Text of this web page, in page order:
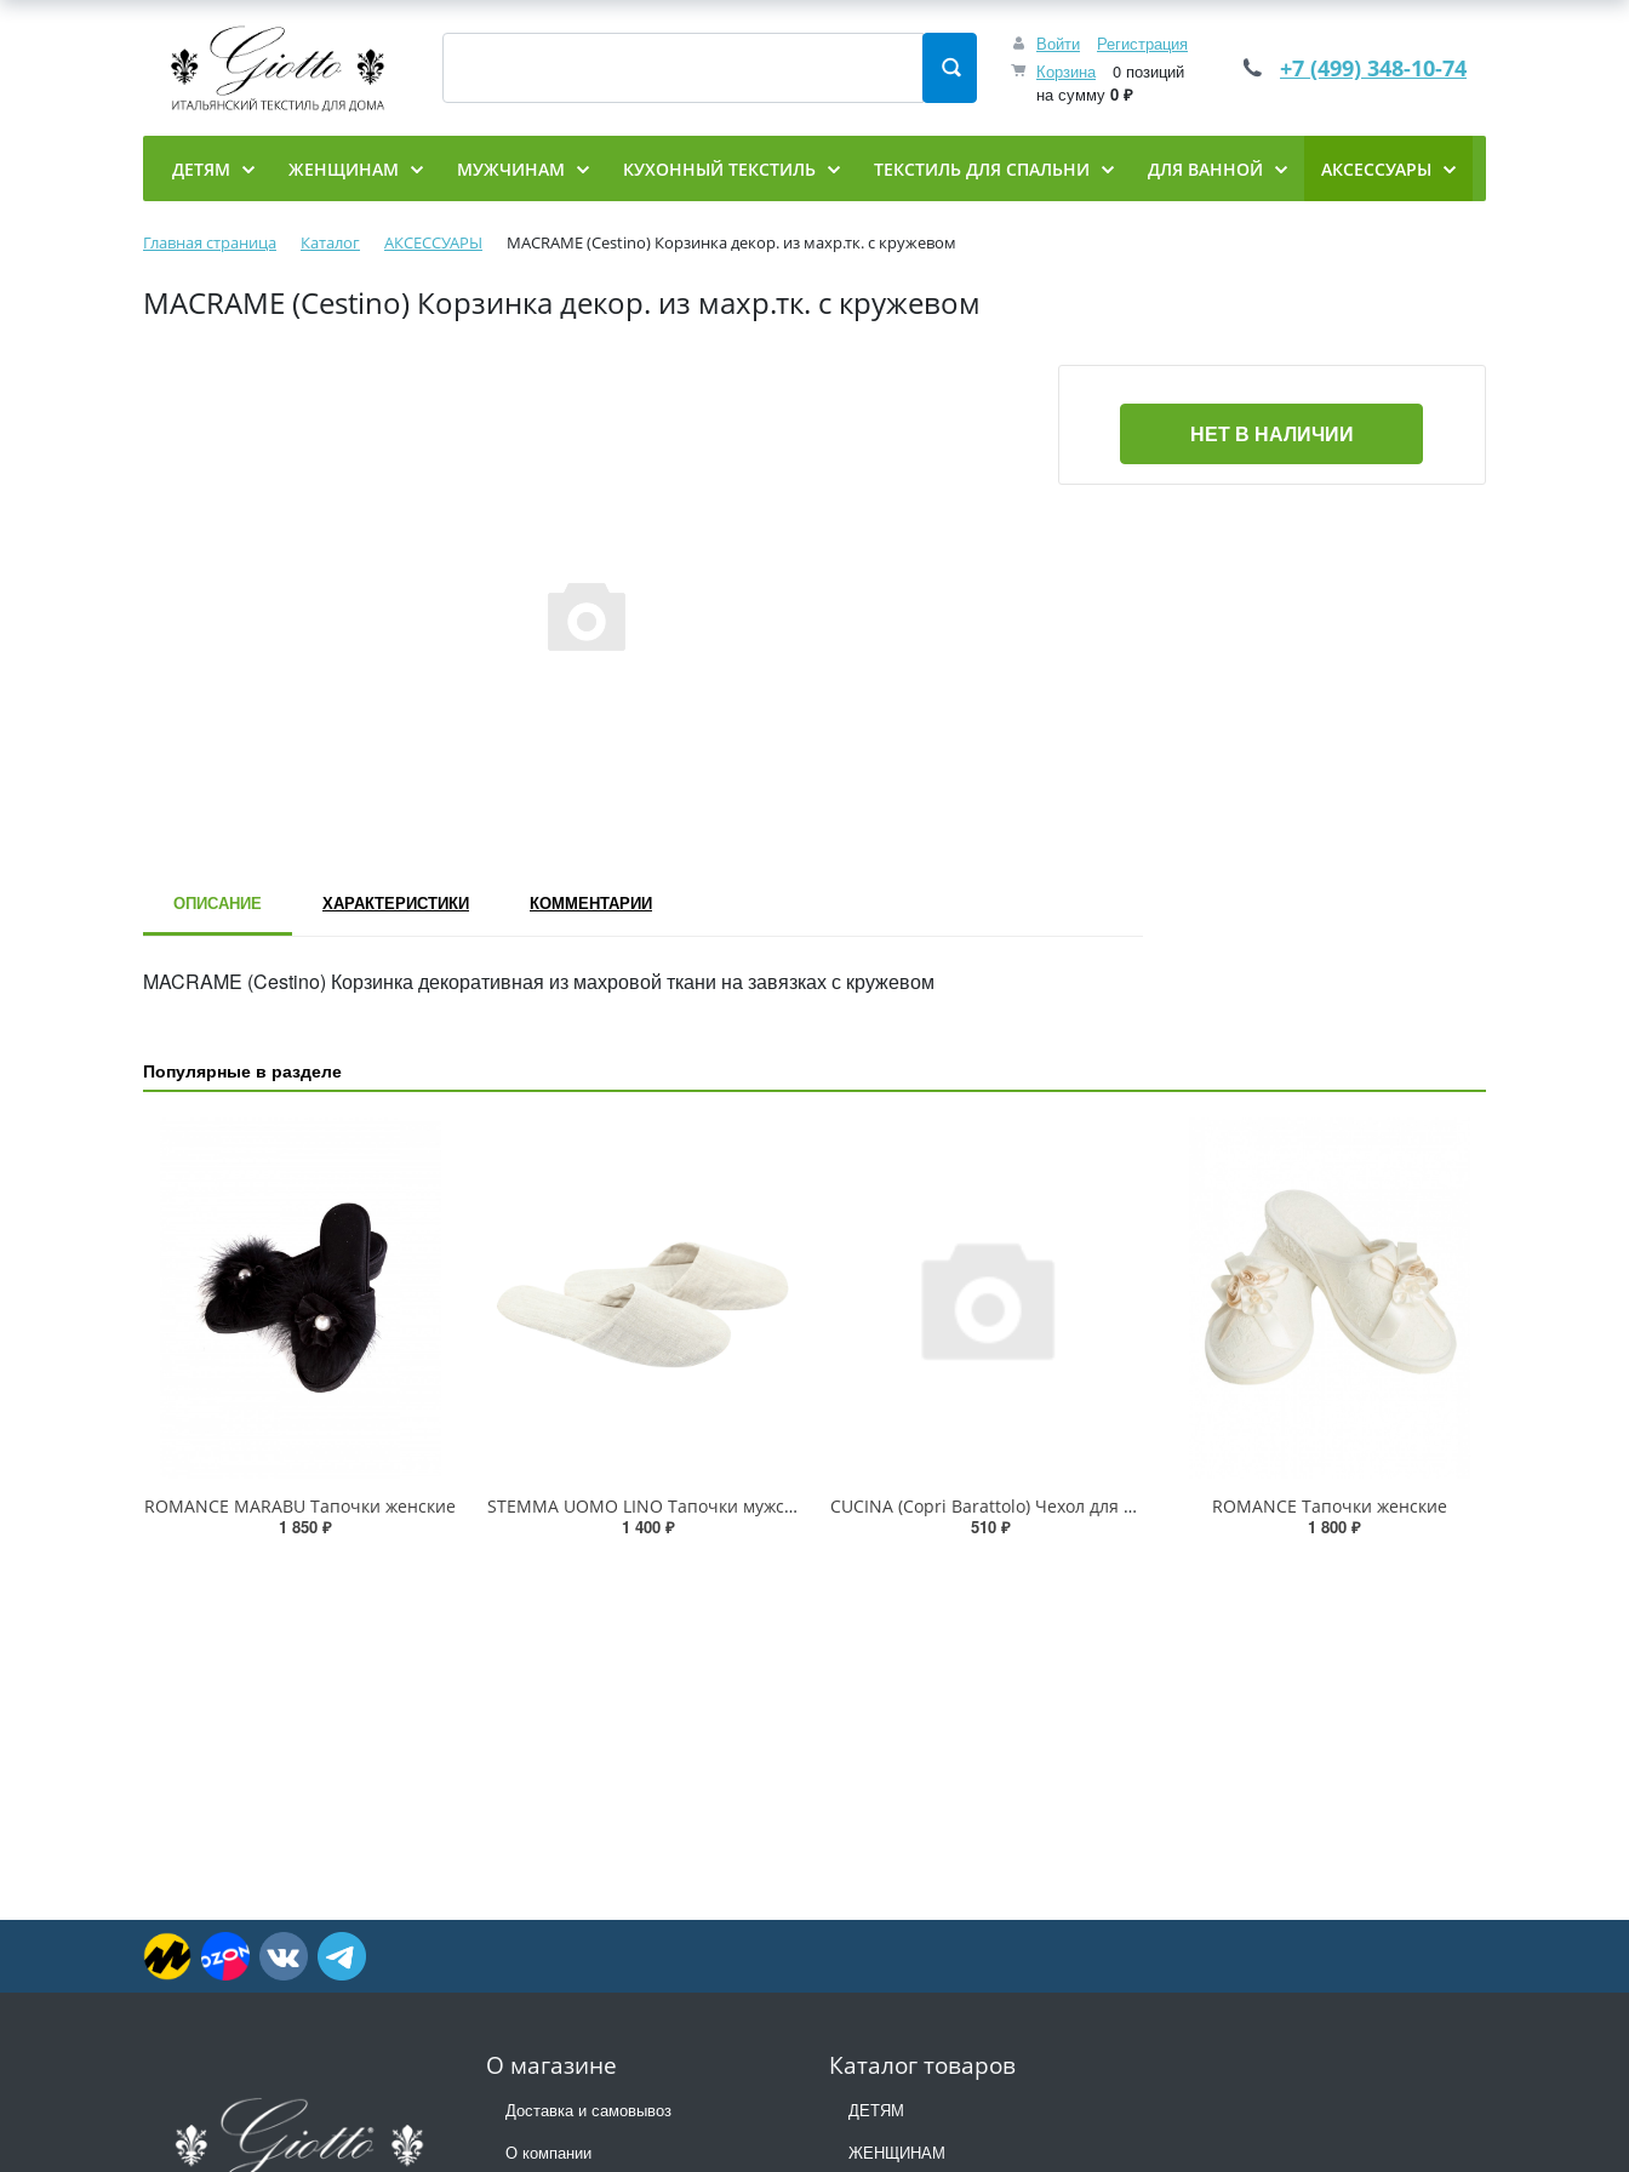
Войти
Регистрация
Корзина
0 позиций
на сумму 0 ₽
+7 (499) 348-10-74
ДЕТЯМ ЖЕНЩИНАМ МУЖЧИНАМ КУХОННЫЙ ТЕКСТИЛЬ ТЕКСТИЛЬ ДЛЯ СПАЛЬНИ ДЛЯ ВАННОЙ АКСЕССУАРЫ
Главная страница Каталог АКСЕССУАРЫ MACRAME (Cestino) Корзинка декор. из махр.тк. с кружевом
MACRAME (Cestino) Корзинка декор. из махр.тк. с кружевом
НЕТ В НАЛИЧИИ
ОПИСАНИЕ ХАРАКТЕРИСТИКИ КОММЕНТАРИИ
MACRAME (Cestino) Корзинка декоративная из махровой ткани на завязках с кружевом
Популярные в разделе
ROMANCE MARABU Тапочки женские
1 850 ₽
STEMMA UOMO LINO Тапочки мужские
1 400 ₽
CUCINA (Copri Barattolo) Чехол для крышки банки
510 ₽
ROMANCE Тапочки женские
1 800 ₽
О магазине
Доставка и самовывоз
О компании
Каталог товаров
ДЕТЯМ
ЖЕНЩИНАМ